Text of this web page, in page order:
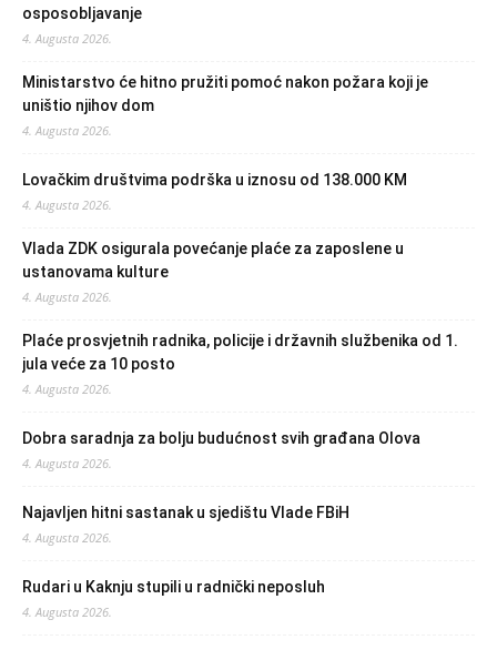
osposobljavanje
4. Augusta 2026.
Ministarstvo će hitno pružiti pomoć nakon požara koji je
uništio njihov dom
4. Augusta 2026.
Lovačkim društvima podrška u iznosu od 138.000 KM
4. Augusta 2026.
Vlada ZDK osigurala povećanje plaće za zaposlene u
ustanovama kulture
4. Augusta 2026.
Plaće prosvjetnih radnika, policije i državnih službenika od 1.
jula veće za 10 posto
4. Augusta 2026.
Dobra saradnja za bolju budućnost svih građana Olova
4. Augusta 2026.
Najavljen hitni sastanak u sjedištu Vlade FBiH
4. Augusta 2026.
Rudari u Kaknju stupili u radnički neposluh
4. Augusta 2026.